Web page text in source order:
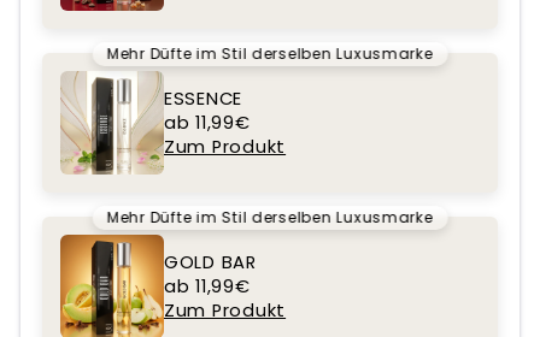
Mehr Düfte im Stil derselben Luxusmarke
ESSENCE
ab 11,99€
Zum Produkt
Mehr Düfte im Stil derselben Luxusmarke
GOLD BAR
ab 11,99€
Zum Produkt